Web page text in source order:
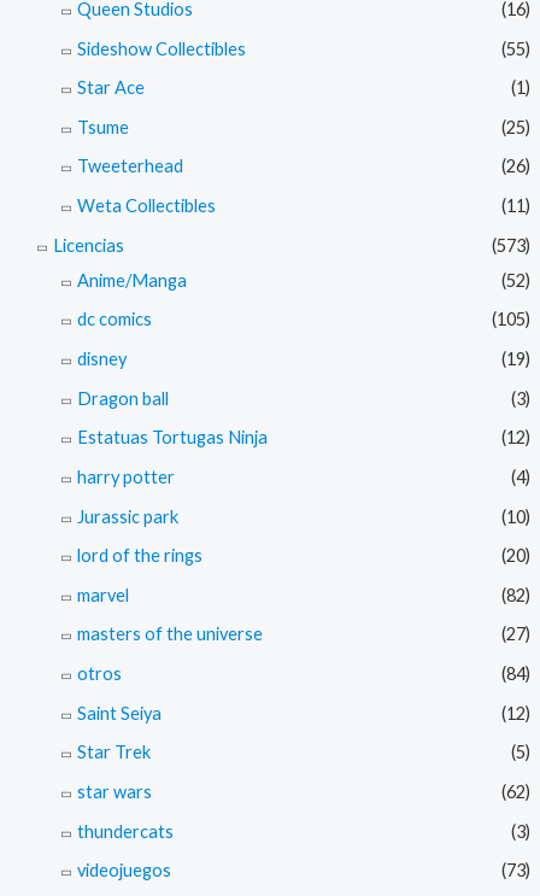
Queen Studios
(16)
Sideshow Collectibles
(55)
Star Ace
(1)
Tsume
(25)
Tweeterhead
(26)
Weta Collectibles
(11)
Licencias
(573)
Anime/Manga
(52)
dc comics
(105)
disney
(19)
Dragon ball
(3)
Estatuas Tortugas Ninja
(12)
harry potter
(4)
Jurassic park
(10)
lord of the rings
(20)
marvel
(82)
masters of the universe
(27)
otros
(84)
Saint Seiya
(12)
Star Trek
(5)
star wars
(62)
thundercats
(3)
videojuegos
(73)